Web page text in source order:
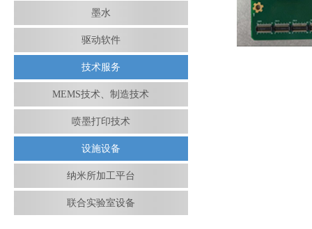
墨水
驱动软件
技术服务
MEMS技术、制造技术
喷墨打印技术
设施设备
纳米所加工平台
联合实验室设备